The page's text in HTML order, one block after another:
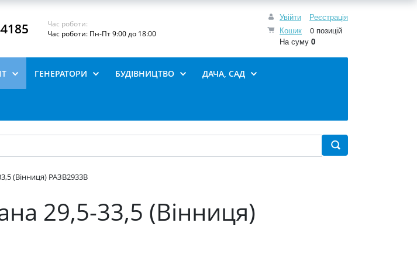
Увійти
Реєстрація
Кошик
0 позицій
На суму 0
Час роботи:
Час роботи: Пн-Пт 9:00 до 18:00
ГЕНЕРАТОРИ БУДІВНИЦТВО ДАЧА, САД
(Вінниця) РАЗВ2933В
29,5-33,5 (Вінниця)